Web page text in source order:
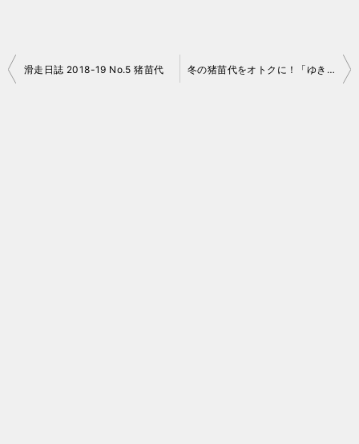
投
滑走日誌 2018-19 No.5 猪苗代 冬の猪苗代をオトクに！「ゆきいち」 2019